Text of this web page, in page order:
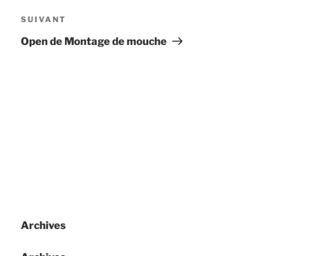
Article
suivant
SUIVANT
Open de Montage de mouche
Archives